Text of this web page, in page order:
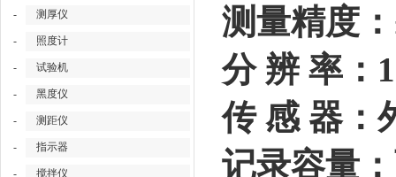
- 测厚仪
- 照度计
- 试验机
- 黑度仪
- 测距仪
- 指示器
- 搅拌仪
测量精度
分 辨 率：
传 感 器：
记录容量